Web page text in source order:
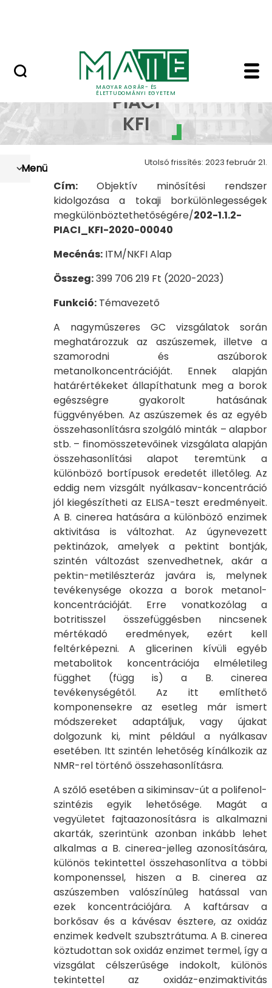
MAGYAR AGRÁR- ÉS
ÉLETTUDOMÁNYI EGYETEM
NKFI PIACI KFI -
NKFI
PIACI
KFI
Menü Utolsó frissítés: 2023 február 21.
Cím:Objektív minősítési rendszer
kidolgozása a tokaji borkülönlegességek
megkülönböztethetőségére/202-1.1.2-
PIACI_KFI-2020-00040
Mecénás:ITM/NKFI Alap
Összeg:399 706 219 Ft (2020-2023)
Funkció:Témavezető
A nagyműszeres GC vizsgálatok során
meghatározzuk az aszúszemek, illetve a
szamorodni és aszúborok
metanolkoncentrációját. Ennek alapján
határértékeket állapíthatunk meg a borok
egészségre gyakorolt hatásának
függvényében. Az aszúszemek és az egyéb
összehasonlításra szolgáló minták – alapbor
stb. – finomösszetevőinek vizsgálata alapján
összehasonlítási alapot teremtünk a
különböző bortípusok eredetét illetőleg. Az
eddig nem vizsgált nyálkasav-koncentráció
jól kiegészítheti az ELISA-teszt eredményeit.
A B. cinerea hatására a különböző enzimek
aktivitása is változhat. Az úgynevezett
pektinázok, amelyek a pektint bontják,
szintén változást szenvedhetnek, akár a
pektin-metilészteráz javára is, melynek
tevékenysége okozza a borok metanol-
koncentrációját. Erre vonatkozólag a
botritisszel összefüggésben nincsenek
mértékadó eredmények, ezért kell
feltérképezni. A glicerinen kívüli egyéb
metabolitok koncentrációja elméletileg
függhet (függ is) a B. cinerea
tevékenységétől. Az itt említhető
komponensekre az esetleg már ismert
módszereket adaptáljuk, vagy újakat
dolgozunk ki, mint például a nyálkasav
esetében. Itt szintén lehetőség kínálkozik az
NMR-rel történő összehasonlításra.
A szőlő esetében a sikiminsav-út a polifenol-
szintézis egyik lehetősége. Magát a
vegyületet fajtaazonosításra is alkalmazni
akarták, szerintünk azonban inkább lehet
alkalmas a B. cinerea-jelleg azonosítására,
különös tekintettel összehasonlítva a többi
komponenssel, hiszen a B. cinerea az
aszúszemben valószínűleg hatással van
ezek koncentrációjára. A kaftársav a
borkősav és a kávésav észtere, az oxidáz
enzimek kedvelt szubsztrátuma. A B. cinerea
köztudottan sok oxidáz enzimet termel, így a
vizsgálat célszerűsége indokolt, különös
tekintettel az oxidáz-enzimaktivitás